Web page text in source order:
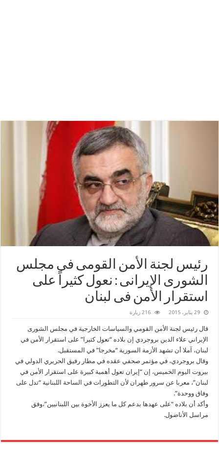
رئيس لجنة الأمن القومى فى مجلس
الشورى الإيرانى : نعول كثيراً على
استقرار الأمن فى ‫‏لبنان‬
29 يناير، 2015 216 زيارة
قال رئيس لجنة الأمن القومي والسياسات الخارجية في مجلس الشورى
الإيراني علاء الدين بروجردي إن بلاده “تعول كثيرا” على استقرار الأمن في
لبنان، آملا أن تشهد الأزمة السورية “مخرجا” في المستقبل.
وقال بروجردي، في مؤتمر صحفي عقده في مطار رفيق الحريري الدولي في
بيروت اليوم الخميس، إن “إيران تعول أهمية كبيرة على استقرار الأمن في
لبنان”، معربا عن سرور طهران لأن التطورات في الساحة اللبنانية “تدل على
وفاق ووحدة”.
وأكد أن بلاده “على عهدها بدعم كل ما يعزز الأخوة بين اللبنانيين”،وفق
مراسل الأناضول.